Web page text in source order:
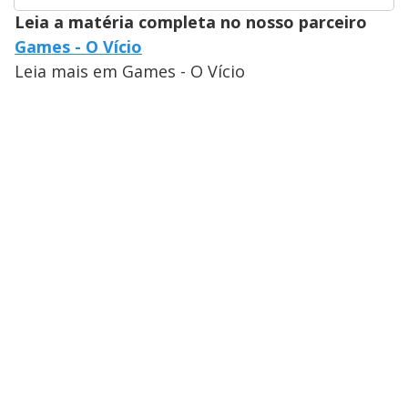
Leia a matéria completa no nosso parceiro
Games - O Vício
Leia mais em Games - O Vício